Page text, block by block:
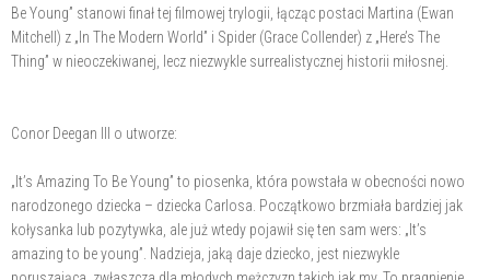
Be Young” stanowi finał tej filmowej trylogii, łącząc postaci Martina (Ewan
Mitchell) z „In The Modern World” i Spider (Grace Collender) z „Here’s The
Thing” w nieoczekiwanej, lecz niezwykle surrealistycznej historii miłosnej.
Conor Deegan III o utworze:
„It’s Amazing To Be Young” to piosenka, która powstała w obecności nowo
narodzonego dziecka – dziecka Carlosa. Początkowo brzmiała bardziej jak
kołysanka lub pozytywka, ale już wtedy pojawił się ten sam wers: „It’s
amazing to be young”. Nadzieja, jaką daje dziecko, jest niezwykle